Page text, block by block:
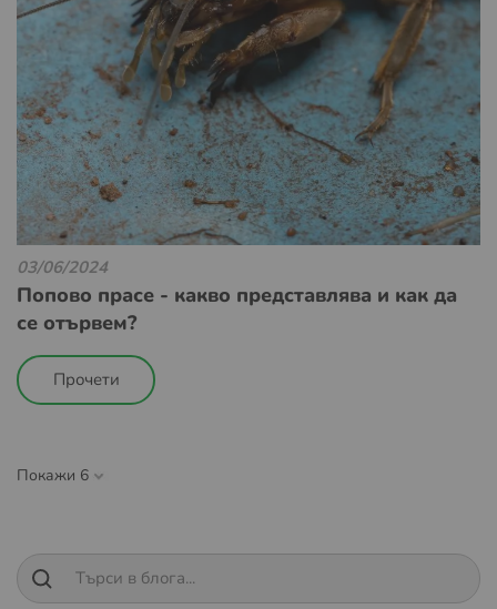
03/06/2024
Попово прасе - какво представлява и как да
се отървем?
Прочети
Покажи